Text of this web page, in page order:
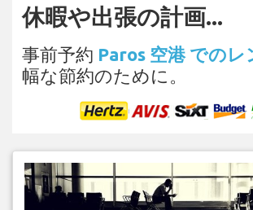
休暇や出張の計画...
事前予約 Paros 空港 でのレ
幅な節約のために。